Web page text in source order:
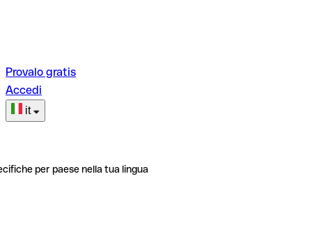
Provalo gratis
Accedi
it
per paese nella tua lingua